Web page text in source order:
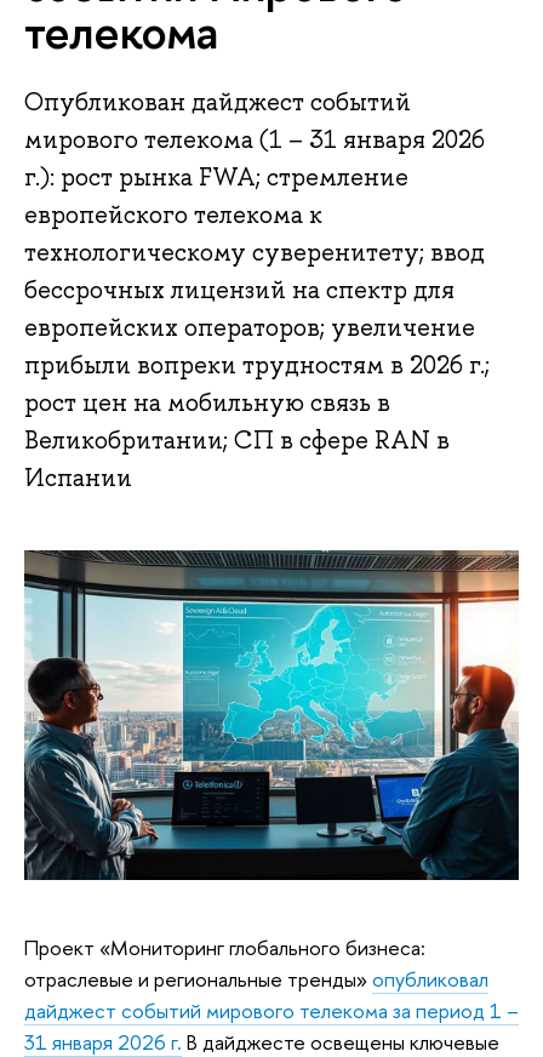
телекома
Опубликован дайджест событий
мирового телекома (1 – 31 января 2026
г.): рост рынка FWA; стремление
европейского телекома к
технологическому суверенитету; ввод
бессрочных лицензий на спектр для
европейских операторов; увеличение
прибыли вопреки трудностям в 2026 г.;
рост цен на мобильную связь в
Великобритании; СП в сфере RAN в
Испании
Проект «Мониторинг глобального бизнеса:
отраслевые и региональные тренды»опубликовал
дайджест событий мирового телекома за период 1 –
31 января 2026 г. В дайджесте освещены ключевые